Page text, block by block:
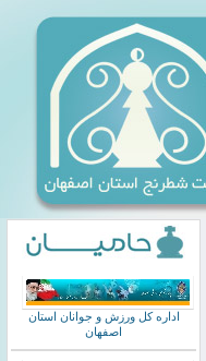
اداره کل ورزش و جوانان استان
اصفهان